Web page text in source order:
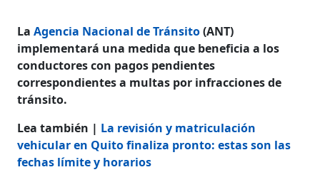
LaAgencia Nacional de Tránsito(ANT)
implementará una medida que beneficia a los
conductores con pagos pendientes
correspondientes a multas por infracciones de
tránsito.
Lea también | La revisión y matriculación
vehicular en Quito finaliza pronto: estas son las
fechas límite y horarios